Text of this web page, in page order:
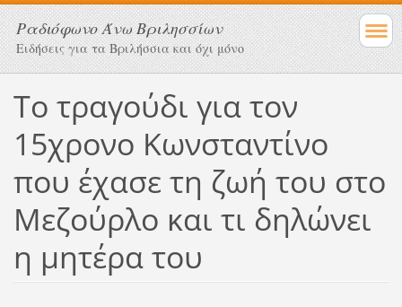
Ραδιόφωνο Άνω Βριλησσίων
Ειδήσεις για τα Βριλήσσια και όχι μόνο
Το τραγούδι για τον
15χρονο Κωνσταντίνο
που έχασε τη ζωή του στο
Μεζούρλο και τι δηλώνει
η μητέρα του